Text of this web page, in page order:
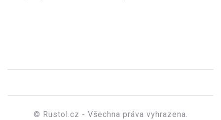
© Rustol.cz - Všechna práva vyhrazena.